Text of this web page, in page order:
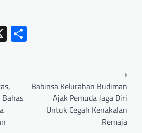
X
Bahas
Babinsa Kelurahan Budiman
Ajak Pemuda Jaga Diri
Untuk Cegah Kenakalan
Remaja
⟶